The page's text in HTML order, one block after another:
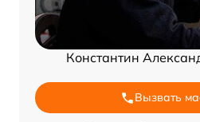
Константин
Вызвать